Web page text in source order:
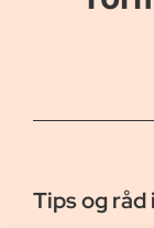
Tips og råd